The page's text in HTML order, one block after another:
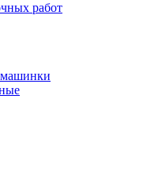
работ
машинки